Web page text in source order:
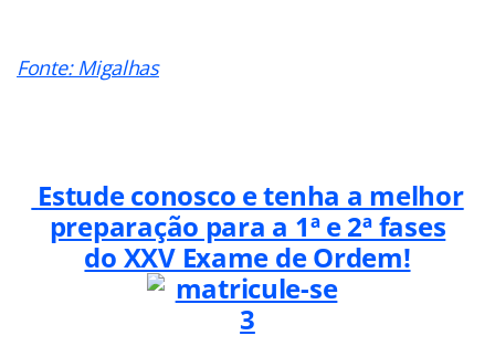
Fonte: Migalhas
Estude conosco e tenha a melhor
preparação para a 1ª e 2ª fases
do XXV Exame de Ordem!